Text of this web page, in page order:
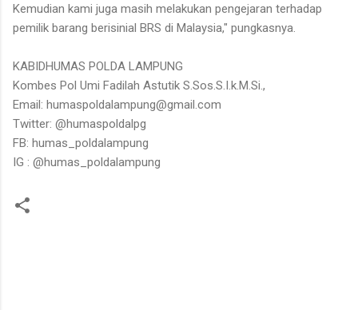
Kemudian kami juga masih melakukan pengejaran terhadap
pemilik barang berisinial BRS di Malaysia," pungkasnya.
KABIDHUMAS POLDA LAMPUNG
Kombes Pol Umi Fadilah Astutik S.Sos.S.I.k.M.Si.,
Email: humaspoldalampung@gmail.com
Twitter: @humaspoldalpg
FB: humas_poldalampung
IG : @humas_poldalampung